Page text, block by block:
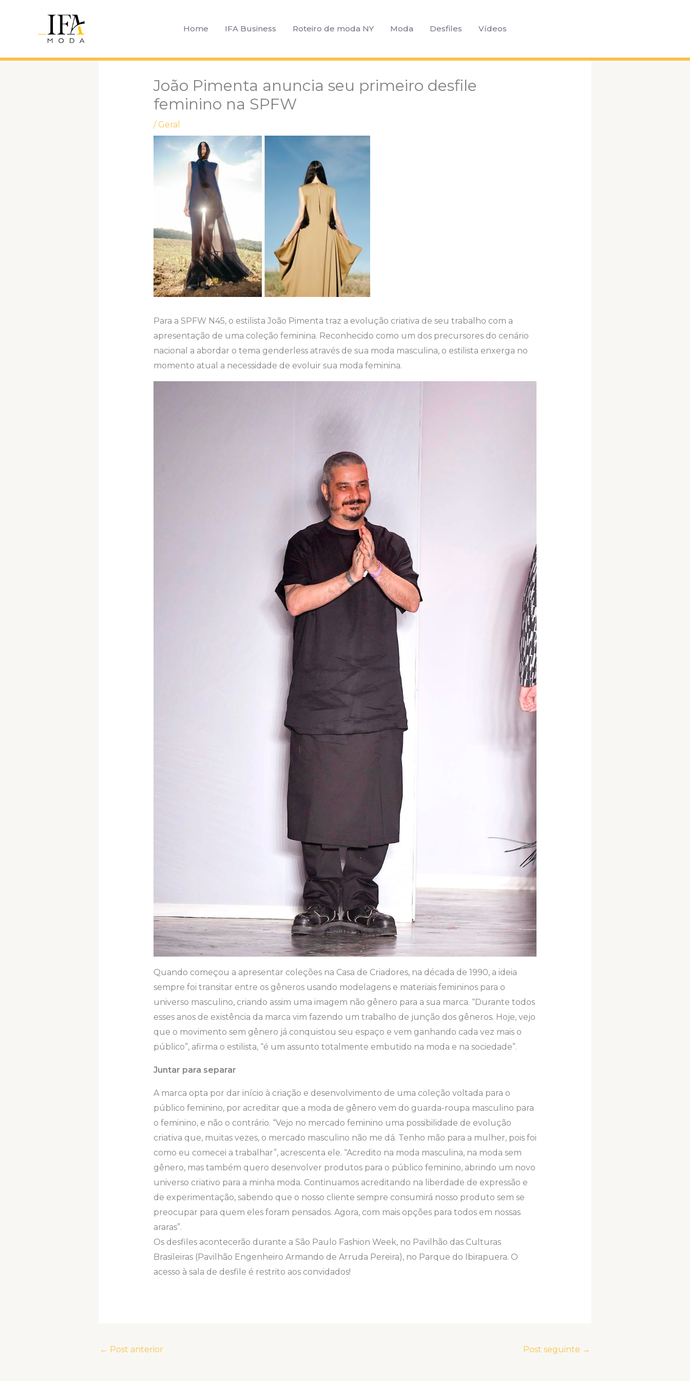
Home IFA Business Roteiro de moda NY Moda Desfiles Vídeos
João Pimenta anuncia seu primeiro desfile
feminino na SPFW
/ Geral
Para a SPFW N45, o estilista João Pimenta traz a evolução criativa de seu trabalho com a
apresentação de uma coleção feminina. Reconhecido como um dos precursores do cenário
nacional a abordar o tema genderless através de sua moda masculina, o estilista enxerga no
momento atual a necessidade de evoluir sua moda feminina.
Quando começou a apresentar coleções na Casa de Criadores, na década de 1990, a ideia
sempre foi transitar entre os gêneros usando modelagens e materiais femininos para o
universo masculino, criando assim uma imagem não gênero para a sua marca. “Durante todos
esses anos de existência da marca vim fazendo um trabalho de junção dos gêneros. Hoje, vejo
que o movimento sem gênero já conquistou seu espaço e vem ganhando cada vez mais o
público”, afirma o estilista, “é um assunto totalmente embutido na moda e na sociedade”.
Juntar para separar
A marca opta por dar início à criação e desenvolvimento de uma coleção voltada para o
público feminino, por acreditar que a moda de gênero vem do guarda-roupa masculino para
o feminino, e não o contrário. “Vejo no mercado feminino uma possibilidade de evolução
criativa que, muitas vezes, o mercado masculino não me dá. Tenho mão para a mulher, pois foi
como eu comecei a trabalhar”, acrescenta ele. “Acredito na moda masculina, na moda sem
gênero, mas também quero desenvolver produtos para o público feminino, abrindo um novo
universo criativo para a minha moda. Continuamos acreditando na liberdade de expressão e
de experimentação, sabendo que o nosso cliente sempre consumirá nosso produto sem se
preocupar para quem eles foram pensados. Agora, com mais opções para todos em nossas
araras”.
Os desfiles acontecerão durante a São Paulo Fashion Week, no Pavilhão das Culturas
Brasileiras (Pavilhão Engenheiro Armando de Arruda Pereira), no Parque do Ibirapuera. O
acesso à sala de desfile é restrito aos convidados!
← Post anterior Post seguinte →